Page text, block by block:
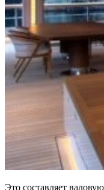
Это составляет